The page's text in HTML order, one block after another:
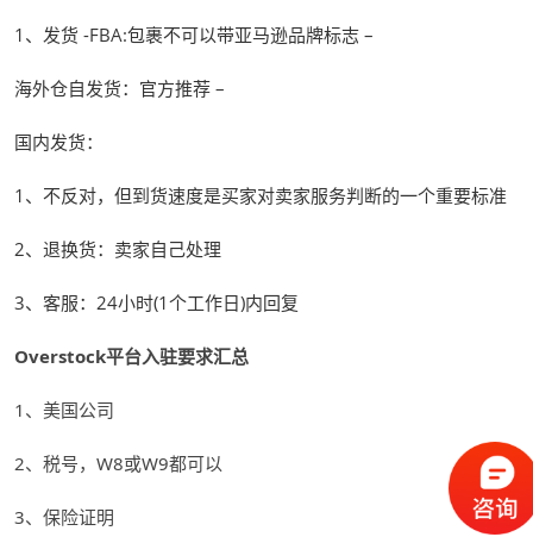
1、发货 -FBA:包裹不可以带亚马逊品牌标志 –
海外仓自发货：官方推荐 –
国内发货：
1、不反对，但到货速度是买家对卖家服务判断的一个重要标准
2、退换货：卖家自己处理
3、客服：24小时(1个工作日)内回复
Overstock平台入驻要求汇总
1、美国公司
2、税号，W8或W9都可以
3、保险证明